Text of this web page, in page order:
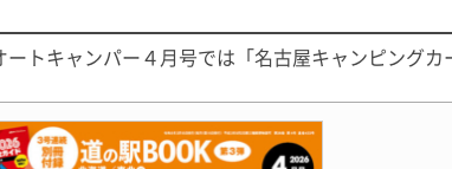
ートキャンパー４月号では「名古屋キャンピングカ